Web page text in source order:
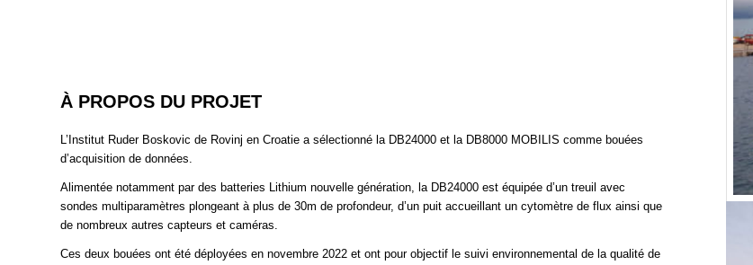
À PROPOS DU PROJET
L’Institut Ruder Boskovic de Rovinj en Croatie a sélectionné la DB24000 et la DB8000 MOBILIS comme bouées
d’acquisition de données.
Alimentée notamment par des batteries Lithium nouvelle génération, la DB24000 est équipée d’un treuil avec
sondes multiparamètres plongeant à plus de 30m de profondeur, d’un puit accueillant un cytomètre de flux ainsi que
de nombreux autres capteurs et caméras.
Ces deux bouées ont été déployées en novembre 2022 et ont pour objectif le suivi environnemental de la qualité de